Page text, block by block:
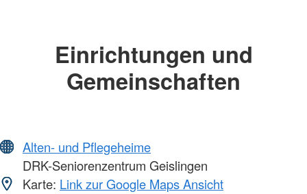
Einrichtungen und
Gemeinschaften
Alten- und Pflegeheime
DRK-Seniorenzentrum Geislingen
Karte: Link zur Google Maps Ansicht